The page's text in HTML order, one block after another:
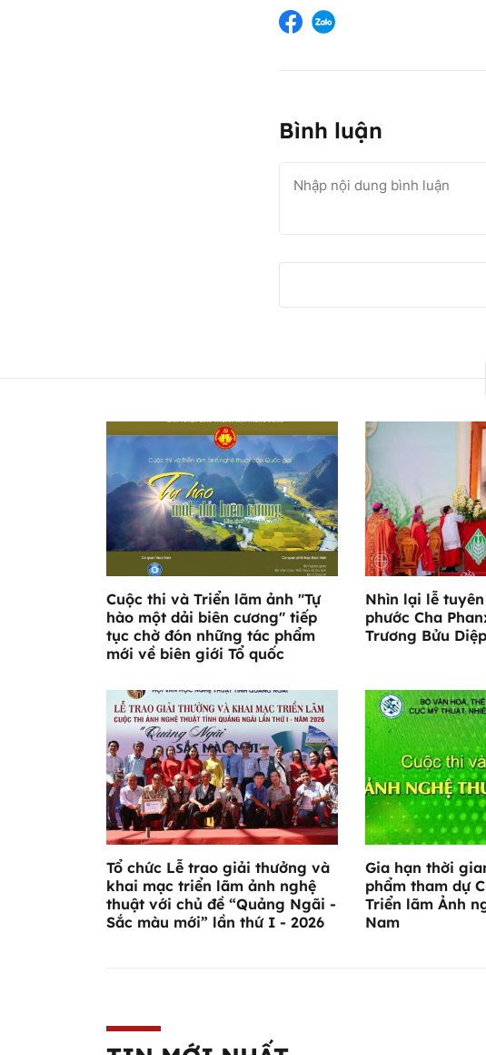
Bình luận
Cuộc thi và Triển lãm ảnh "Tự
hào một dải biên cương" tiếp
tục chờ đón những tác phẩm
mới về biên giới Tổ quốc
Nhìn lại lễ
phước Cha
Trương Bửu
Tổ chức Lễ trao giải thưởng và
khai mạc triển lãm ảnh nghệ
thuật với chủ đề “Quảng Ngãi -
Sắc màu mới” lần thứ I - 2026
Gia hạn thời
phẩm tham dự
Triển lãm Ảnh
Nam